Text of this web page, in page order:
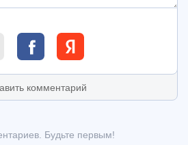
комментарий
Будьте первым!